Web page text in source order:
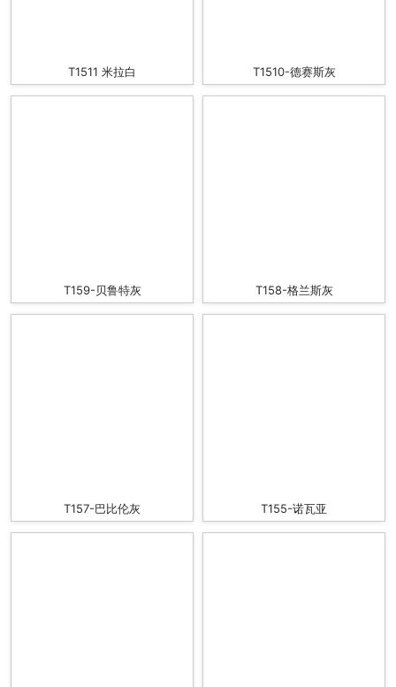
T1511 米拉白 T1510-德赛斯灰
T159-贝鲁特灰 T158-格兰斯灰
T157-巴比伦灰 T155-诺瓦亚